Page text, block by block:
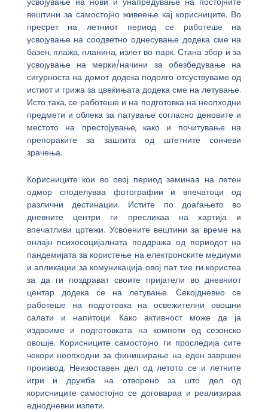
вештини за самостојно живеење кај корисниците. Во
пресрет на летниот период се работеше на
усвојување на соодветно однесување додека сме на
базен, плажа, планина, излет во парк. Стана збор и за
усвојување на мерки/начини за обезбедување на
сигурноста на домот додека подолго отсуствуваме од
истиот и грижа за цвеќињата додека сме на летување.
Исто така, се работеше и на подготовка на неопходни
предмети и облека за патување согласно деновите и
местото на престојување, како и почитување на
препораките за заштита од штетните сончеви
зрачења.
Корисниците кои во овој период заминаа на летен
одмор споделуваа фотографии и впечатоци од
различни дестинации. Истите по доаѓањето во
дневните центри ги пресликаа на хартија и
впечатливи цртежи. Усвоените вештини за време на
онлајн психосоцијалната поддршка од периодот на
пандемијата за користење на електронските медиуми
и апликации за комуникација овој пат тие ги користеа
за да ги поздрават своите пријатели во дневниот
центар додека се на летување. Секојдневно се
работеше на подготовка на освежителни овошни
салати и напитоци. Како активност може да ја
издвоиме и подготовката на компоти од сезонско
овошје. Корисниците самостојно ги проследија сите
чекори неопходни за финиширање на еден завршен
производ. Неизоставен дел од летото се и летните
игри и дружба на отворено за што дел од
корисниците самостојно се договараа и реализираа
еднодневни излети.